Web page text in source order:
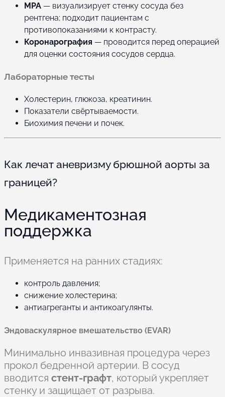
МРА — визуализирует стенку сосуда без
рентгена; подходит пациентам с
противопоказаниями к контрасту.
Коронарография — проводится перед операцией
для оценки состояния сосудов сердца.
Лабораторные тесты
Холестерин, глюкоза, креатинин.
Показатели свёртываемости.
Биохимия печени и почек.
Как лечат аневризму брюшной аорты за
границей?
Медикаментозная
поддержка
Применяется на ранних стадиях:
контроль давления;
снижение холестерина;
антиагреганты и антикоагулянты.
Эндоваскулярное вмешательство (EVAR)
Минимально инвазивная процедура через
прокол бедренной артерии. В сосуд
вводится стент-графт, который укрепляет
стенку и защищает от разрыва.